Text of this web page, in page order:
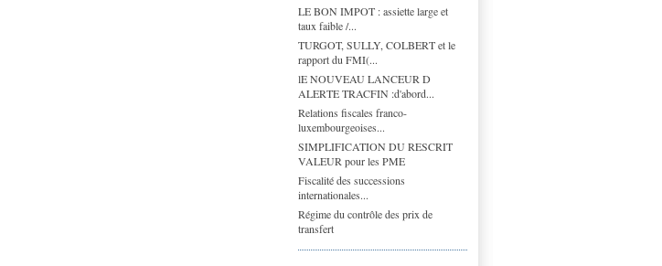
LE BON IMPOT : assiette large et
taux faible /...
TURGOT, SULLY, COLBERT et le
rapport du FMI(...
lE NOUVEAU LANCEUR D
ALERTE TRACFIN :d'abord...
Relations fiscales franco-
luxembourgeoises...
SIMPLIFICATION DU RESCRIT
VALEUR pour les PME
Fiscalité des successions
internationales...
Régime du contrôle des prix de
transfert